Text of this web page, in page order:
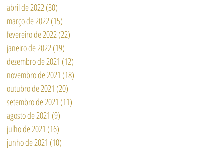
abril de 2022 (30)
março de 2022 (15)
fevereiro de 2022 (22)
janeiro de 2022 (19)
dezembro de 2021 (12)
novembro de 2021 (18)
outubro de 2021 (20)
setembro de 2021 (11)
agosto de 2021 (9)
julho de 2021 (16)
junho de 2021 (10)